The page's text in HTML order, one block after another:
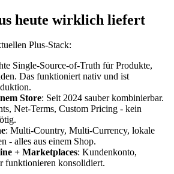
heute wirklich liefert
Plus-Stack:
Single-Source-of-Truth für Produkte,
Das funktioniert nativ und ist
Store: Seit 2024 sauber kombinierbar.
Net-Terms, Custom Pricing - kein
: Multi-Country, Multi-Currency, lokale
- alles aus einem Shop.
+ Marketplaces: Kundenkonto,
funktionieren konsolidiert.